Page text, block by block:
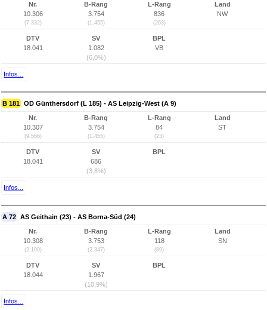
Nr.
10.306
(7.332)
B-Rang
3.754
(1.455)
L-Rang
836
(263)
Land
NW
DTV
18.041
SV
1.082
(6,0%)
BPL
VB
Infos...
B 181 OD Günthersdorf (L 185) - AS Leipzig-West (A 9)
Nr.
10.307
(9.566)
B-Rang
3.754
(1.455)
L-Rang
84
(23)
Land
ST
DTV
18.041
SV
686
(3,8%)
BPL
Infos...
A 72 AS Geithain (23) - AS Borna-Süd (24)
Nr.
10.308
(2.100)
B-Rang
3.753
(2.347)
L-Rang
118
(89)
Land
SN
DTV
18.044
SV
1.967
(10,9%)
BPL
Infos...